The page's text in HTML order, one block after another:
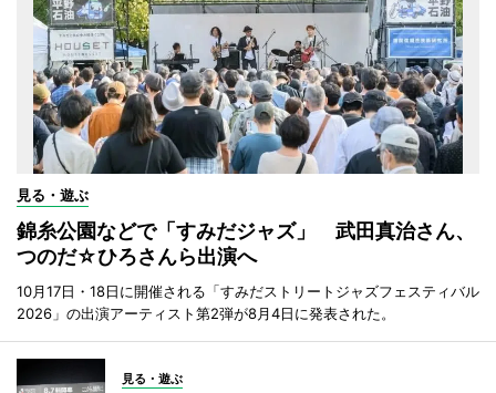
見る・遊ぶ
錦糸公園などで「すみだジャズ」 武田真治さん、
つのだ☆ひろさんら出演へ
10月17日・18日に開催される「すみだストリートジャズフェスティバル
2026」の出演アーティスト第2弾が8月4日に発表された。
見る・遊ぶ